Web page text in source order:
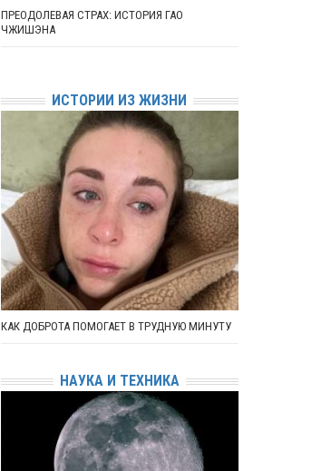
ПРЕОДОЛЕВАЯ СТРАХ: ИСТОРИЯ ГАО
ЧЖИШЭНА
ИСТОРИИ ИЗ ЖИЗНИ
КАК ДОБРОТА ПОМОГАЕТ В ТРУДНУЮ МИНУТУ
НАУКА И ТЕХНИКА